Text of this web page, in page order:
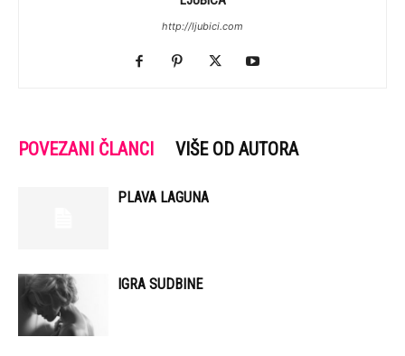
http://ljubici.com
POVEZANI ČLANCI VIŠE OD AUTORA
PLAVA LAGUNA
IGRA SUDBINE